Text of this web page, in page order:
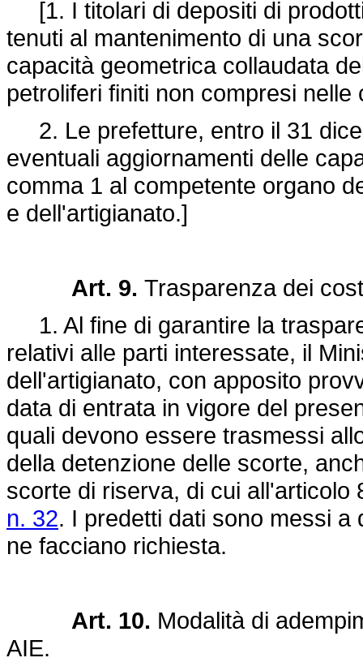
[1. I titolari di depositi di
tenuti al mantenimento di una
capacità geometrica collaudata
petroliferi finiti non compresi
2. Le prefetture, entro il 31
eventuali aggiornamenti delle
comma 1 al competente organo
e dell'artigianato.]
Art. 9. Trasparenza dei
1. Al fine di garantire la
relativi alle parti interessate, il
dell'artigianato, con apposito
data di entrata in vigore del
quali devono essere trasmessi
della detenzione delle scorte,
scorte di riserva, di cui all'articolo
n. 32. I predetti dati sono messi
ne facciano richiesta.
Art. 10. Modalità di
AIE.